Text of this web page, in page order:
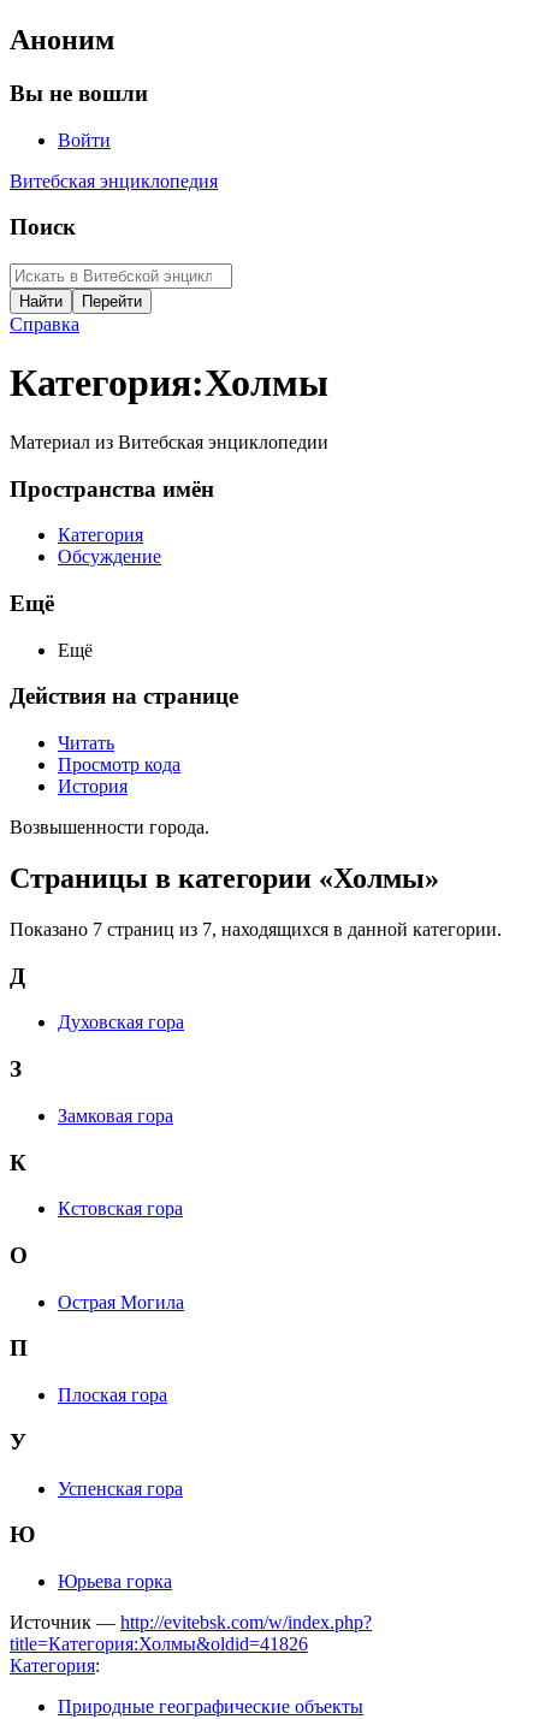
Аноним
Вы не вошли
Войти
Витебская энциклопедия
Поиск
Справка
Категория:Холмы
Материал из Витебская энциклопедии
Пространства имён
Категория
Обсуждение
Ещё
Ещё
Действия на странице
Читать
Просмотр кода
История
Возвышенности города.
Страницы в категории «Холмы»
Показано 7 страниц из 7, находящихся в данной категории.
Д
Духовская гора
З
Замковая гора
К
Кстовская гора
О
Острая Могила
П
Плоская гора
У
Успенская гора
Ю
Юрьева горка
Источник — http://evitebsk.com/w/index.php?
title=Категория:Холмы&oldid=41826
Категория:
Природные географические объекты